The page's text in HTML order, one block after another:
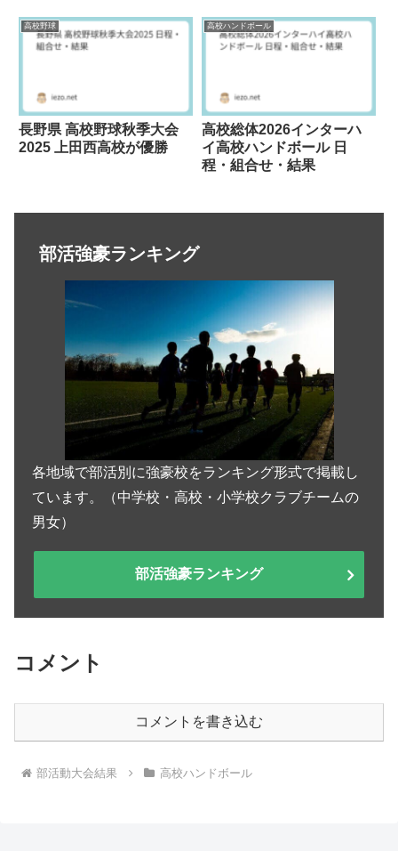
高校野球
長野県 高校野球秋季大会
2025 上田西高校が優勝
高校ハンドボール
高校総体2026インターハ
イ高校ハンドボール 日
程・組合せ・結果
部活強豪ランキング
各地域で部活別に強豪校をランキング形式で掲載し
ています。（中学校・高校・小学校クラブチームの
男女）
部活強豪ランキング
コメント
コメントを書き込む
部活動大会結果 高校ハンドボール